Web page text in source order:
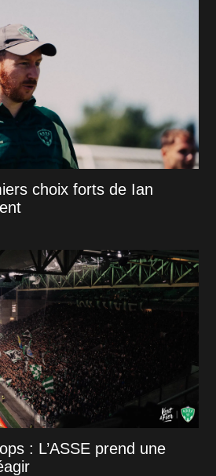
choix forts de Ian
: L’ASSE prend une